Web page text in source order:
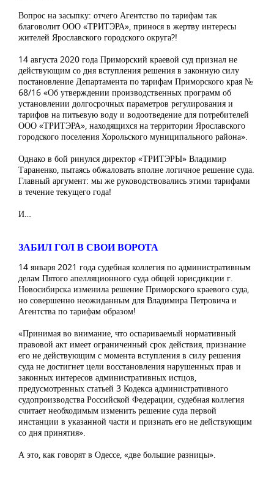
Вопрос на засыпку: отчего Агентство по тарифам так
благоволит ООО «ТРИТЭРА», принося в жертву интересы
жителей Ярославского городского округа?!
14 августа 2020 года Приморский краевой суд признал не
действующим со дня вступления решения в законную силу
постановление Департамента по тарифам Приморского края №
68/16 «Об утверждении производственных программ об
установлении долгосрочных параметров регулирования и
тарифов на питьевую воду и водоотведение для потребителей
ООО «ТРИТЭРА», находящихся на территории Ярославского
городского поселения Хорольского муниципального района».
Однако в бой ринулся директор «ТРИТЭРЫ» Владимир
Тараненко, пытаясь обжаловать вполне логичное решение суда.
Главный аргумент: мы же руководствовались этими тарифами
в течение текущего года!
И…
ЗАБИЛ ГОЛ В СВОИ ВОРОТА
14 января 2021 года судебная коллегия по административным
делам Пятого апелляционного суда общей юрисдикции г.
Новосибирска изменила решение Приморского краевого суда,
но совершенно неожиданным для Владимира Петровича и
Агентства по тарифам образом!
«Принимая во внимание, что оспариваемый нормативный
правовой акт имеет ограниченный срок действия, признание
его не действующим с момента вступления в силу решения
суда не достигнет цели восстановления нарушенных прав и
законных интересов административных истцов,
предусмотренных статьей 3 Кодекса административного
судопроизводства Российской Федерации, судебная коллегия
считает необходимым изменить решение суда первой
инстанции в указанной части и признать его не действующим
со дня принятия».
А это, как говорят в Одессе, «две большие разницы».